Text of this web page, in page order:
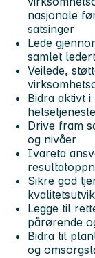
nasjonale
satsinger
Lede
samlet
Veilede,
Bidra aktivt
Drive fram
og nivåer
Ivareta
Sikre god
Legge til
pårørende
Bidra til
og